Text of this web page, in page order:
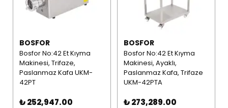
BOSFOR
Bosfor No:42 Et Kıyma
Makinesi, Trifaze,
Paslanmaz Kafa UKM-
42PT
₺ 252,947.00
BOSFOR
Bosfor No:42 Et Kıyma
Makinesi, Ayaklı,
Paslanmaz Kafa, Trifaze
UKM-42PTA
₺ 273,289.00